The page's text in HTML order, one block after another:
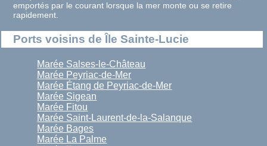
emportés par le courant lorsque la mer monte ou se retire
rapidement.
Ports voisins de Île Sainte-Lucie
Marée Salses-le-Château
Marée Peyriac-de-Mer
Marée Étang de Peyriac-de-Mer
Marée Sigean
Marée Fitou
Marée Saint-Laurent-de-la-Salanque
Marée Bages
Marée La Palme